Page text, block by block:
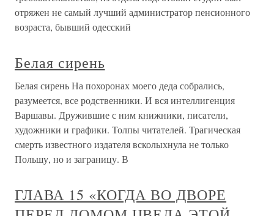
отряжен не самый лучший администратор пенсионного
возраста, бывший одесский
Белая сирень
Белая сирень На похоронах моего деда собрались,
разумеется, все родственники. И вся интеллигенция
Варшавы. Дружившие с ним книжники, писатели,
художники и графики. Толпы читателей. Трагическая
смерть известного издателя всколыхнула не только
Польшу, но и заграницу. В
ГЛАВА 15 «КОГДА ВО ДВОРЕ